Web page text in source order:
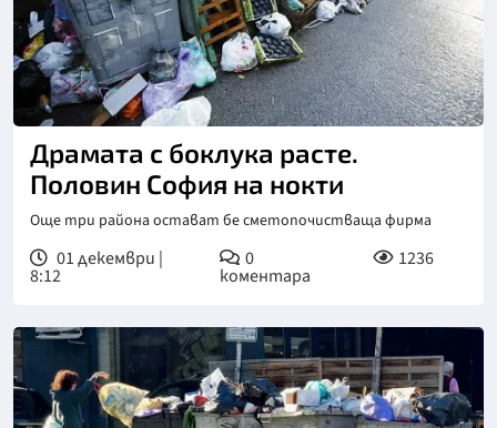
Драмата с боклука расте.
Половин София на нокти
Още три района остават бе сметопочистваща фирма
01 декември |
8:12
0
коментара
1236